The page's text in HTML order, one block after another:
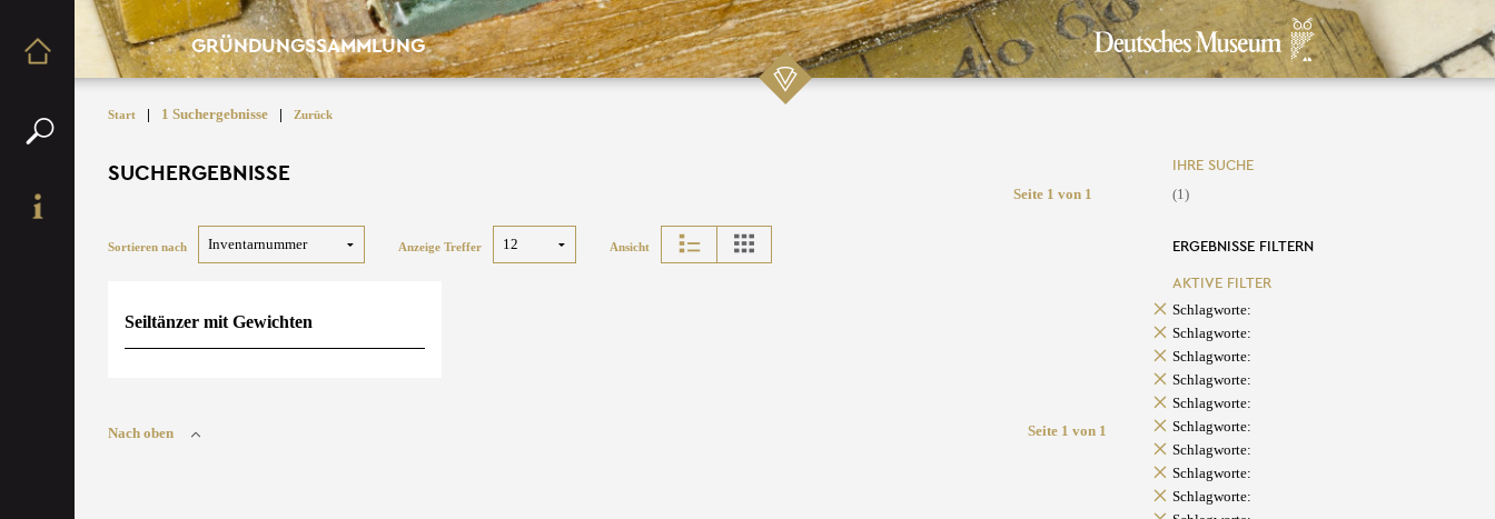
GRÜNDUNGSSAMMLUNG
Start | 1 Suchergebnisse | Zurück
SUCHERGEBNISSE
Seite 1 von 1
Sortieren nach Anzeige Treffer Ansicht
Seiltänzer mit Gewichten
Nach oben Seite 1 von 1
IHRE SUCHE
(1)
ERGEBNISSE FILTERN
AKTIVE FILTER
Schlagworte:
Schlagworte:
Schlagworte:
Schlagworte:
Schlagworte:
Schlagworte:
Schlagworte:
Schlagworte:
Schlagworte: